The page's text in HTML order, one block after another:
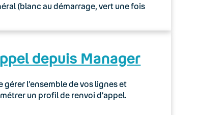
(blanc au démarrage, vert une fois
depuis Manager
l’ensemble de vos lignes et
un profil de renvoi d’appel.